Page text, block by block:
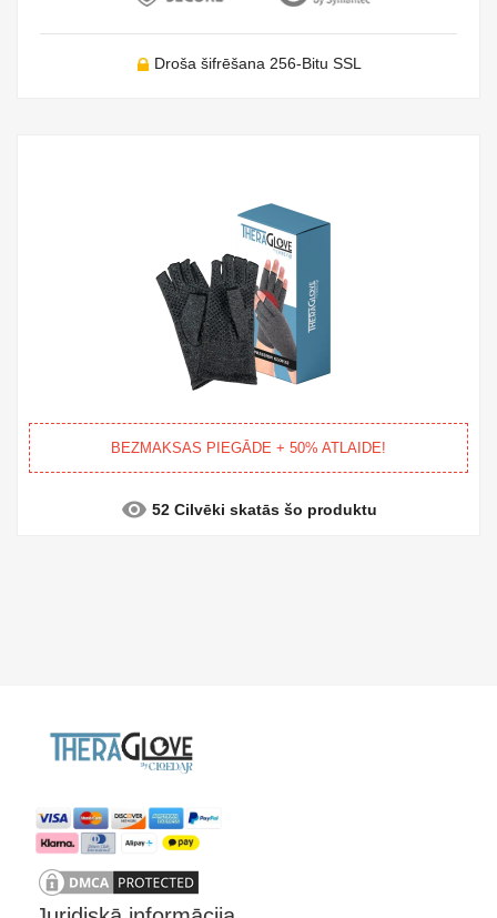
Droša šifrēšana 256-Bitu SSL
BEZMAKSAS PIEGĀDE + 50% ATLAIDE!
visibility 52 Cilvēki skatās šo produktu